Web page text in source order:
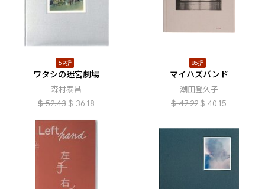
69折
ワタシの迷宮劇場
森村泰昌
$ 52.43 $ 36.18
85折
マイハズバンド
潮田登久子
$ 47.22 $ 40.15